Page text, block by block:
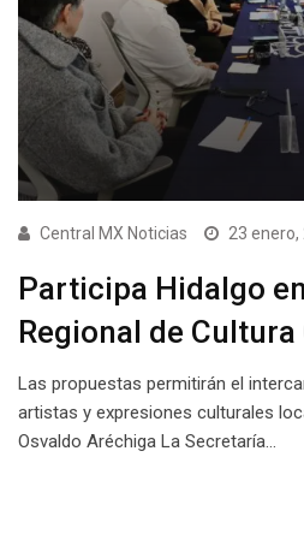
Central MX Noticias 23 enero,
Participa Hidalgo
Regional de
Las propuestas permitirán el
artistas y expresiones culturales
Osvaldo Aréchiga La Secretaría…